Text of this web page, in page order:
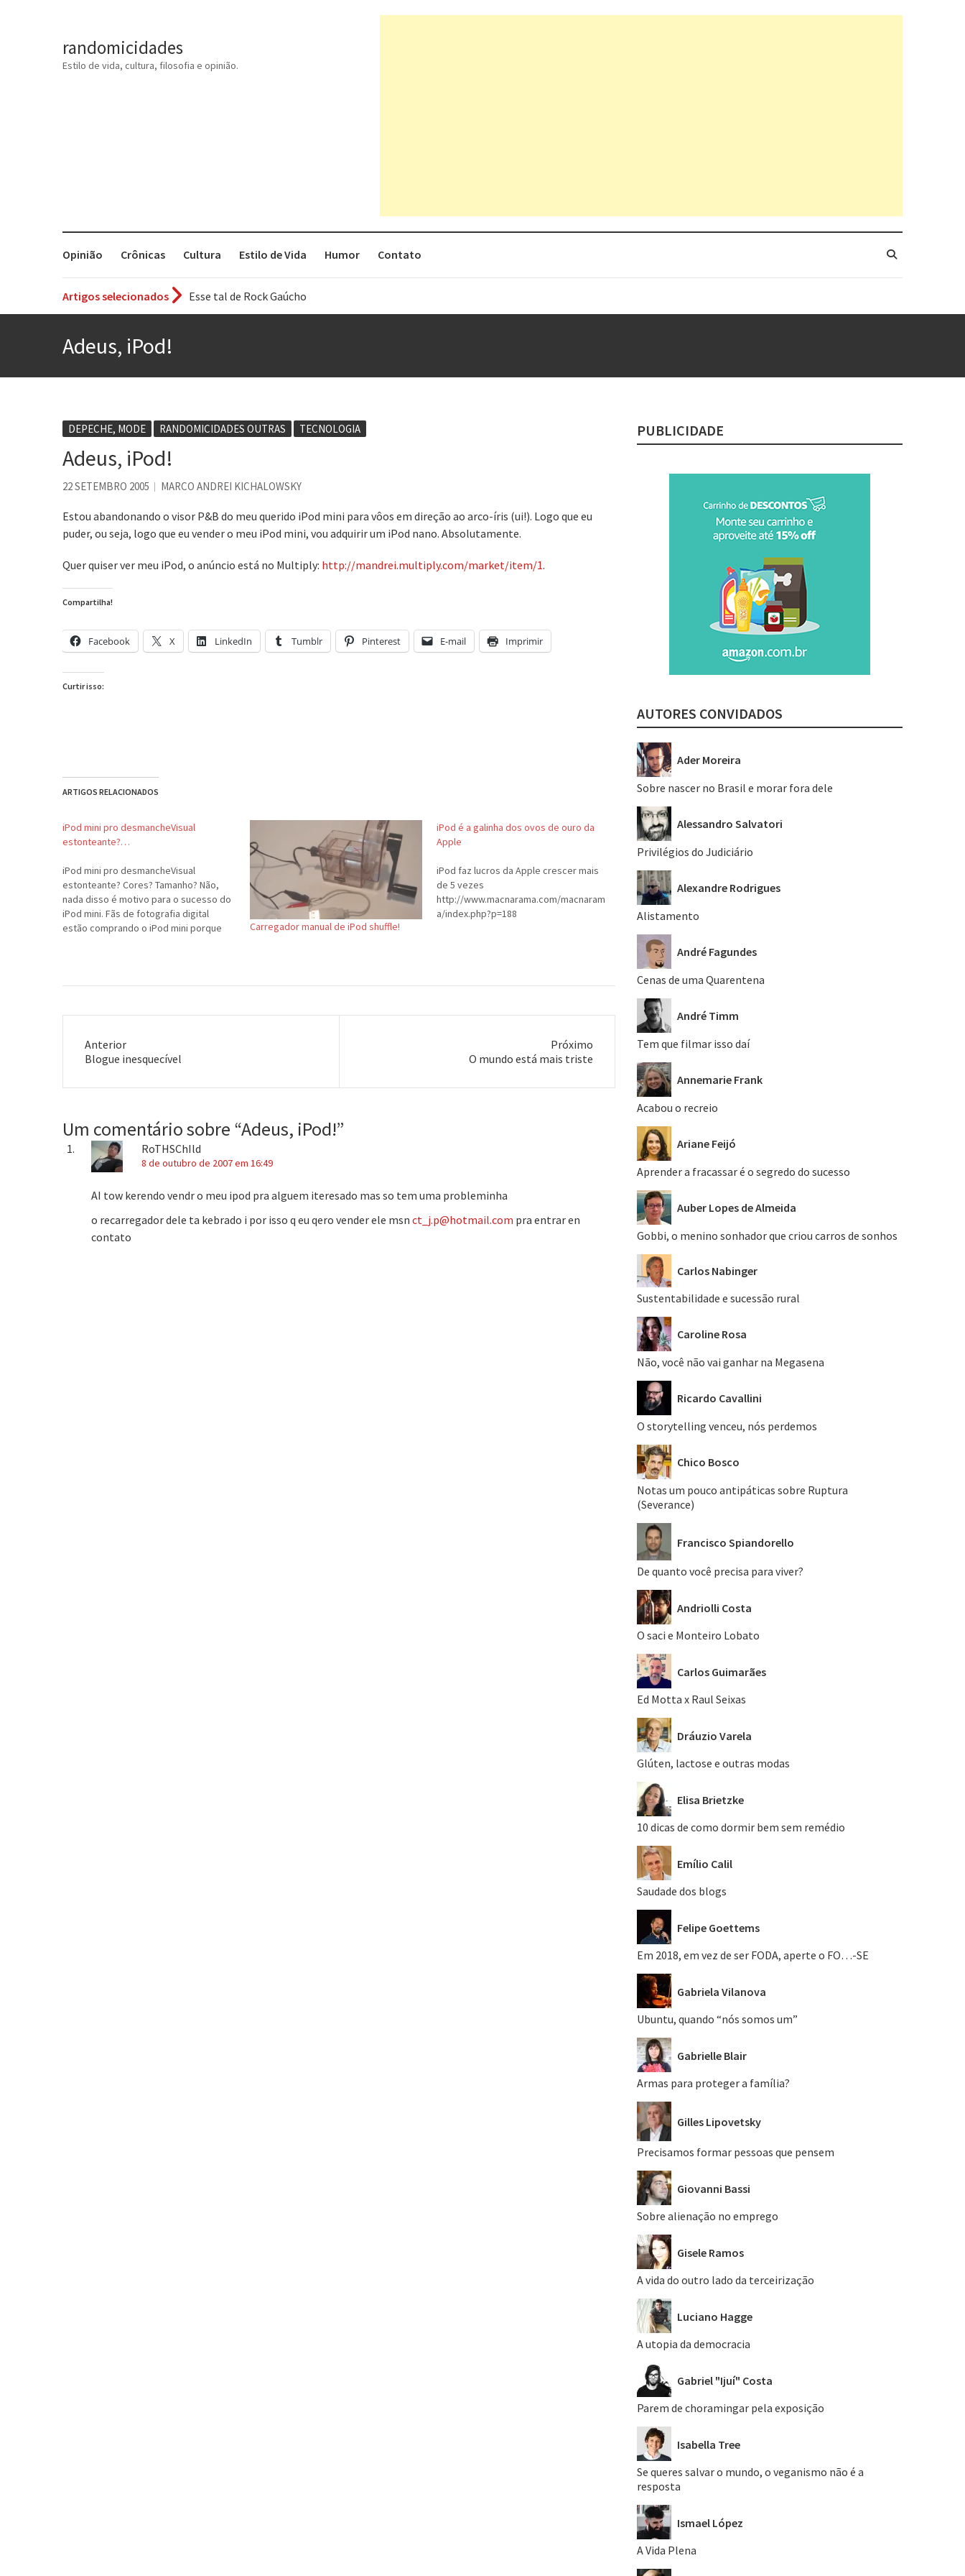
randomicidades
Estilo de vida, cultura, filosofia e opinião.
Opinião Crônicas Cultura Estilo de Vida Humor Contato
Artigos selecionados
Esse tal de Rock Gaúcho
Os causos de Jorge Luis Borges
Tem que filmar isso daí
Aprender a fracassar é o segredo do sucesso
Adeus, iPod!
DEPECHE, MODE RANDOMICIDADES OUTRAS TECNOLOGIA
Adeus, iPod!
22 SETEMBRO 2005 MARCO ANDREI KICHALOWSKY
Estou abandonando o visor P&B do meu querido iPod mini para vôos em direção ao arco-íris (ui!). Logo que eu
puder, ou seja, logo que eu vender o meu iPod mini, vou adquirir um iPod nano. Absolutamente.
Quer quiser ver meu iPod, o anúncio está no Multiply: http://mandrei.multiply.com/market/item/1.
Compartilha!
Facebook X LinkedIn Tumblr Pinterest E-mail Imprimir
Curtir isso:
ARTIGOS RELACIONADOS
iPod mini pro desmancheVisual
estonteante?…
iPod mini pro desmancheVisual
estonteante? Cores? Tamanho? Não,
nada disso é motivo para o sucesso do
iPod mini. Fãs de fotografia digital
estão comprando o iPod mini porque
comprando. Isso vai ser mais um…
Carregador manual de iPod shuffle!
iPod é a galinha dos ovos de ouro da
Apple
iPod faz lucros da Apple crescer mais
de 5 vezes
http://www.macnarama.com/macnaram
a/index.php?p=188
Anterior
Post
Blogue inesquecível
Próximo
O mundo está mais triste
Um comentário sobre “Adeus, iPod!”
RoTHSChIld
8 de outubro de 2007 em 16:49
AI tow kerendo vendr o meu ipod pra alguem iteresado mas so tem uma probleminha
o recarregador dele ta kebrado i por isso q eu qero vender ele msn ct_j.p@hotmail.com pra entrar en
contato
PUBLICIDADE
AUTORES CONVIDADOS
Ader Moreira
Sobre nascer no Brasil e morar fora dele
Alessandro Salvatori
Privilégios do Judiciário
Alexandre Rodrigues
Alistamento
André Fagundes
Cenas de uma Quarentena
André Timm
Tem que filmar isso daí
Annemarie Frank
Acabou o recreio
Ariane Feijó
Aprender a fracassar é o segredo do sucesso
Auber Lopes de Almeida
Gobbi, o menino sonhador que criou carros de sonhos
Carlos Nabinger
Sustentabilidade e sucessão rural
Caroline Rosa
Não, você não vai ganhar na Megasena
Ricardo Cavallini
O storytelling venceu, nós perdemos
Chico Bosco
Notas um pouco antipáticas sobre Ruptura
(Severance)
Francisco Spiandorello
De quanto você precisa para viver?
Andriolli Costa
O saci e Monteiro Lobato
Carlos Guimarães
Ed Motta x Raul Seixas
Dráuzio Varela
Glúten, lactose e outras modas
Elisa Brietzke
10 dicas de como dormir bem sem remédio
Emílio Calil
Saudade dos blogs
Felipe Goettems
Em 2018, em vez de ser FODA, aperte o FO…-SE
Gabriela Vilanova
Ubuntu, quando “nós somos um”
Gabrielle Blair
Armas para proteger a família?
Gilles Lipovetsky
Precisamos formar pessoas que pensem
Giovanni Bassi
Sobre alienação no emprego
Gisele Ramos
A vida do outro lado da terceirização
Luciano Hagge
A utopia da democracia
Gabriel "Ijuí" Costa
Parem de choramingar pela exposição
Isabella Tree
Se queres salvar o mundo, o veganismo não é a
resposta
Ismael López
A Vida Plena